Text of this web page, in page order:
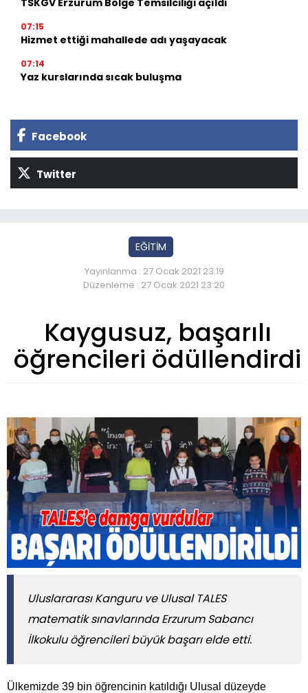
TSKGV Erzurum Bölge Temsilciliği açıldı
07:15
Hizmet ettiği mahallede adı yaşayacak
07:14
Yaz kurslarında sıcak buluşma
Facebook
Twitter
EĞİTİM
Yayınlanma : 27 Ocak 2021 23:19
Düzenleme : 27 Ocak 2021 23:20
Kaygusuz, başarılı
öğrencileri ödüllendirdi
Uluslararası Kanguru ve Ulusal TALES
matematik sınavlarında Erzurum Sabancı
İlkokulu öğrencileri büyük başarı elde etti.
Ülkemizde 39 bin öğrencinin katıldığı Ulusal düzeyde